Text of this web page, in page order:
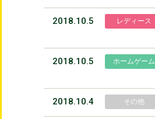
2018.10.5 レディース
2018.10.5 ホームゲーム
2018.10.4 その他